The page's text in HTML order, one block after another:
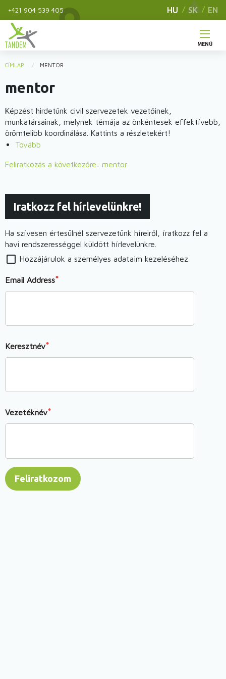
tartalomra
+421 904 539 405 HU SK EN
Main
navigation
MENÜ
are
CÍMLAP MENTOR
mentor
Képzést hirdetünk civil szervezetek vezetőinek,
munkatársainak, melynek témája az önkéntesek effektívebb,
örömtelibb koordinálása. Kattints a részletekért!
Tovább
hirdetünk)
Feliratkozás a következőre: mentor
Iratkozz fel hírlevelünkre!
Ha szívesen értesülnél szervezetünk híreiről, íratkozz fel a
havi rendszerességgel küldött hírlevelünkre.
Hozzájárulok a személyes adataim kezeléséhez
Email Address
Keresztnév
Vezetéknév